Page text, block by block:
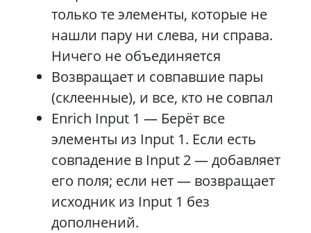
только те элементы, которые не
нашли пару ни слева, ни справа.
Ничего не объединяется
Возвращает и совпавшие пары
(склеенные), и все, кто не совпал
Enrich Input 1 — Берёт все
элементы из Input 1. Если есть
совпадение в Input 2 — добавляет
его поля; если нет — возвращает
исходник из Input 1 без
дополнений.